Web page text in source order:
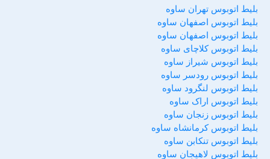
بلیط اتوبوس تهران ساوه
بلیط اتوبوس اصفهان ساوه
بلیط اتوبوس اصفهان ساوه
بلیط اتوبوس کلاچای ساوه
بلیط اتوبوس شیراز ساوه
بلیط اتوبوس رودسر ساوه
بلیط اتوبوس لنگرود ساوه
بلیط اتوبوس اراک ساوه
بلیط اتوبوس زنجان ساوه
بلیط اتوبوس کرمانشاه ساوه
بلیط اتوبوس تنکابن ساوه
بلیط اتوبوس لاهیجان ساوه